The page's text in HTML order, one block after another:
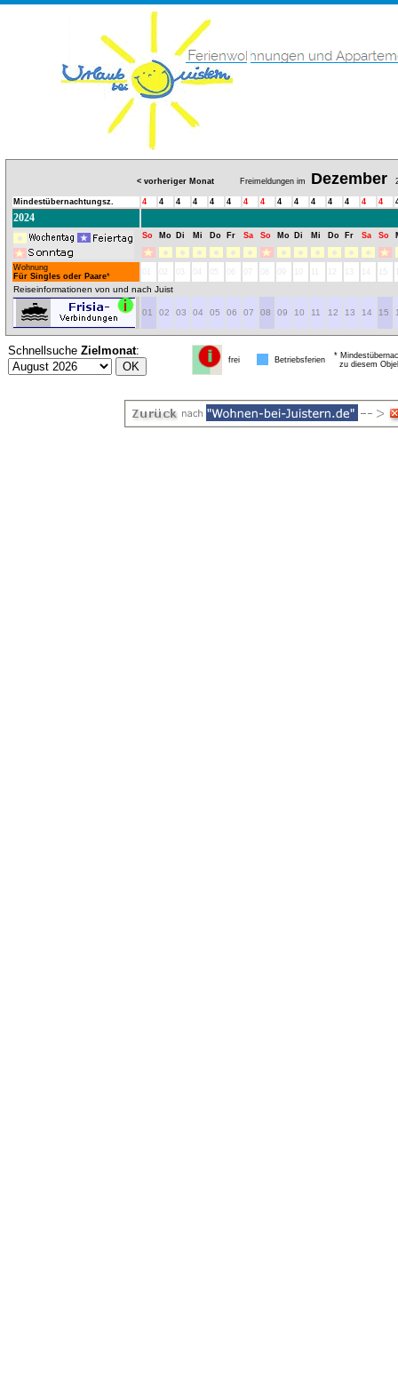
< vorheriger Monat Freimeldungen im Dezember
Mindestübernachtungsz. 4 4 4 4 4 4 4 4 4 4 4 4 4 4 4
2024
So Mo Di Mi Do Fr Sa So Mo Di Mi Do Fr Sa So
Wohnung
Für Singles oder Paare*
Reiseinformationen von und nach Juist
01 02 03 04 05 06 07 08 09 10 11 12 13 14 15
Schnellsuche Zielmonat:
frei Betriebsferien
*
zu diesem